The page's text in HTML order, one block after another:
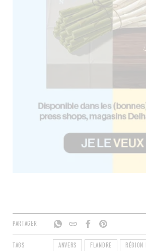
PARTAGER
TAGS ANVERS FLANDRE RÉGION